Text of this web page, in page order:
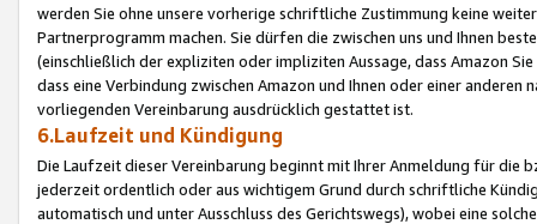
werden Sie ohne unsere vorherige schriftliche Zustimmung keine
Partnerprogramm machen. Sie dürfen die zwischen uns und Ihnen
(einschließlich der expliziten oder impliziten Aussage, dass Amazon
dass eine Verbindung zwischen Amazon und Ihnen oder einer
vorliegenden Vereinbarung ausdrücklich gestattet ist.
6.Laufzeit und Kündigung
Die Laufzeit dieser Vereinbarung beginnt mit Ihrer Anmeldung für die
jederzeit ordentlich oder aus wichtigem Grund durch schriftliche
automatisch und unter Ausschluss des Gerichtswegs), wobei eine